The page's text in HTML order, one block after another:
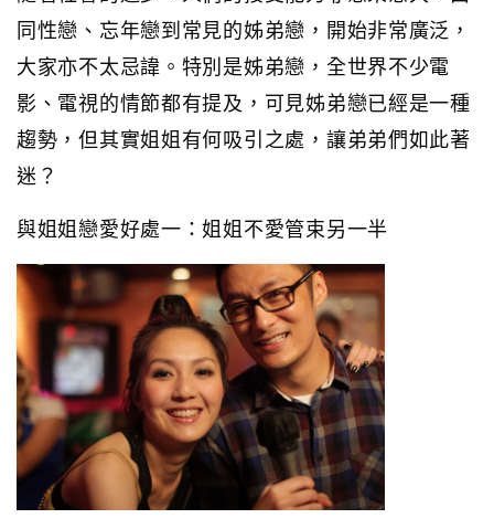
同性戀、忘年戀到常見的姊弟戀，開始非常廣泛，
大家亦不太忌諱。特別是姊弟戀，全世界不少電
影、電視的情節都有提及，可見姊弟戀已經是一種
趨勢，但其實姐姐有何吸引之處，讓弟弟們如此著
迷？
與姐姐戀愛好處一：姐姐不愛管束另一半